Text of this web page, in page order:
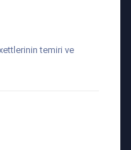
temiri ve